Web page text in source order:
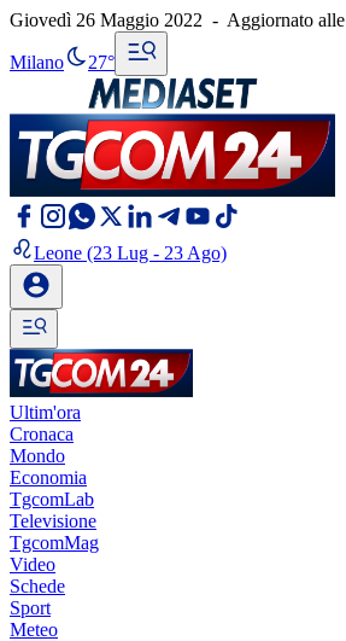
Giovedì 26 Maggio 2022 - Aggiornato alle
Milano 27°
Leone (23 Lug - 23 Ago)
Ultim'ora
Cronaca
Mondo
Economia
TgcomLab
Televisione
TgcomMag
Video
Schede
Sport
Meteo